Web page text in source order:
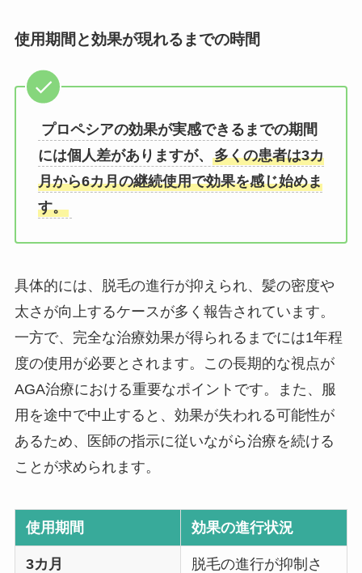
使用期間と効果が現れるまでの時間
プロペシアの効果が実感できるまでの期間
には個人差がありますが、 多くの患者は3カ
月から6カ月の継続使用で効果を感じ始めま
す。
具体的には、脱毛の進行が抑えられ、髪の密度や
太さが向上するケースが多く報告されています。
一方で、完全な治療効果が得られるまでには1年程
度の使用が必要とされます。この長期的な視点が
AGA治療における重要なポイントです。また、服
用を途中で中止すると、効果が失われる可能性が
あるため、医師の指示に従いながら治療を続ける
ことが求められます。
使用期間 効果の進行状況
3カ月
脱毛の進行が抑制さ